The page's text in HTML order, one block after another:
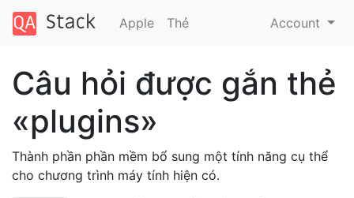
Apple Thẻ Account
Câu hỏi được gắn thẻ
«plugins»
Thành phần phần mềm bổ sung một tính năng cụ thể
cho chương trình máy tính hiện có.